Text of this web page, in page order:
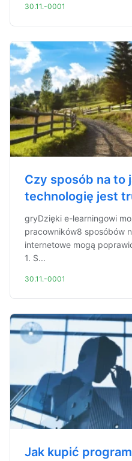
30.11.-0001
Czy sposób na to
technologię jest
gryDzięki e-learningowi
pracowników8 sposóbów
internetowe mogą
1. S...
30.11.-0001
Jak kupić